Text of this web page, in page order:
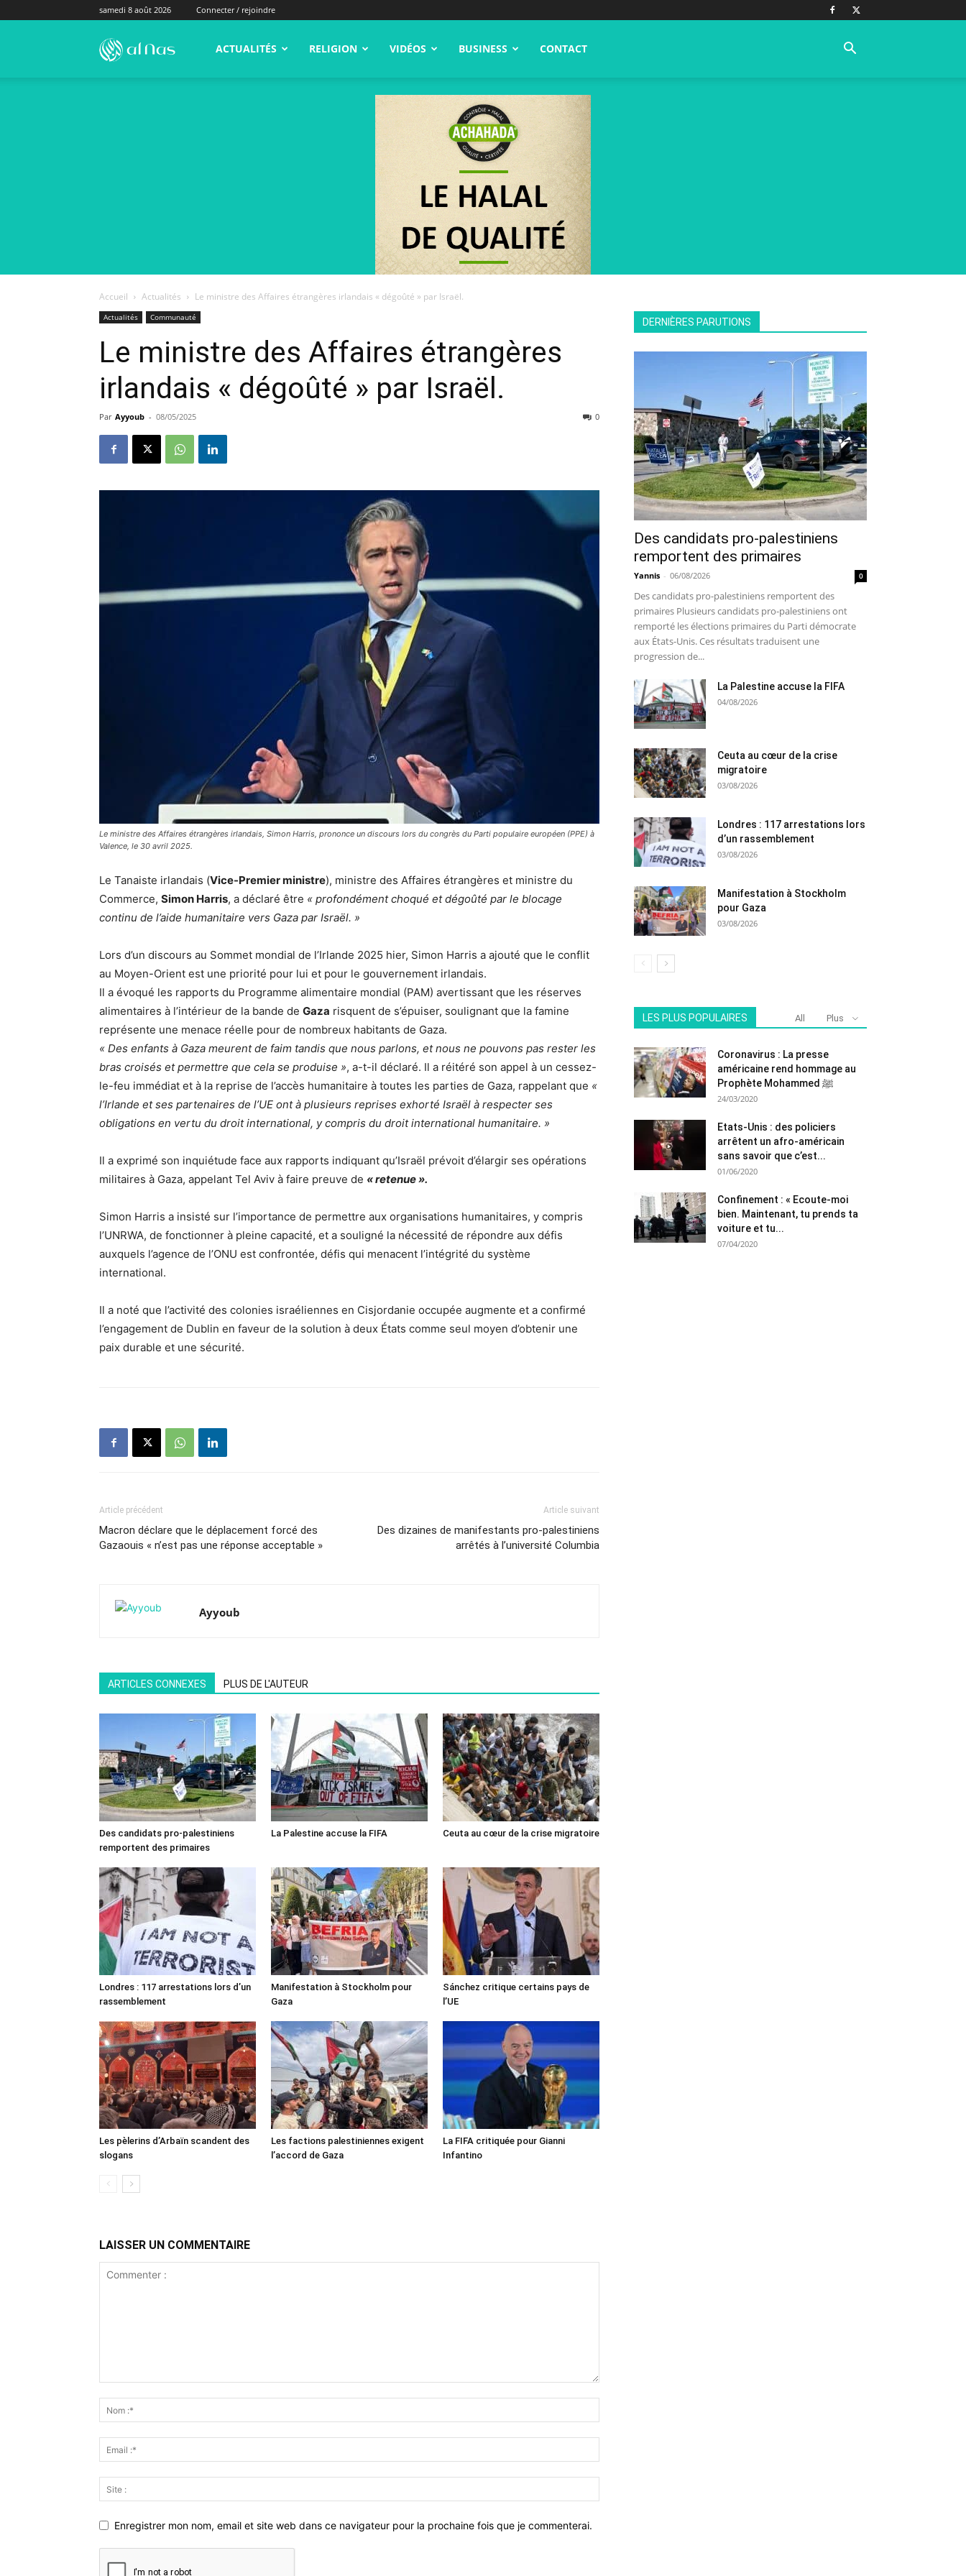
samedi 8 août 2026 Connecter / rejoindre
alNas.fr ACTUALITÉS RELIGION VIDÉOS BUSINESS CONTACT
Accueil Actualités Le ministre des Affaires étrangères irlandais « dégoûté » par Israël.
Actualités Communauté
Le ministre des Affaires étrangères
irlandais « dégoûté » par Israël.
Par Ayyoub - 08/05/2025 0
Le ministre des Affaires étrangères irlandais, Simon Harris, prononce un discours lors du congrès du Parti populaire européen (PPE) à
Valence, le 30 avril 2025.
Le Tanaiste irlandais (Vice-Premier ministre), ministre des Affaires étrangères et ministre du
Commerce, Simon Harris, a déclaré être « profondément choqué et dégoûté par le blocage
continu de l’aide humanitaire vers Gaza par Israël. »
Lors d’un discours au Sommet mondial de l’Irlande 2025 hier, Simon Harris a ajouté que le conflit
au Moyen-Orient est une priorité pour lui et pour le gouvernement irlandais.
Il a évoqué les rapports du Programme alimentaire mondial (PAM) avertissant que les réserves
alimentaires à l’intérieur de la bande de Gaza risquent de s’épuiser, soulignant que la famine
représente une menace réelle pour de nombreux habitants de Gaza.
« Des enfants à Gaza meurent de faim tandis que nous parlons, et nous ne pouvons pas rester les
bras croisés et permettre que cela se produise », a-t-il déclaré. Il a réitéré son appel à un cessez-
le-feu immédiat et à la reprise de l’accès humanitaire à toutes les parties de Gaza, rappelant que «
l’Irlande et ses partenaires de l’UE ont à plusieurs reprises exhorté Israël à respecter ses
obligations en vertu du droit international, y compris du droit international humanitaire. »
Il a exprimé son inquiétude face aux rapports indiquant qu’Israël prévoit d’élargir ses opérations
militaires à Gaza, appelant Tel Aviv à faire preuve de « retenue ».
Simon Harris a insisté sur l’importance de permettre aux organisations humanitaires, y compris
l’UNRWA, de fonctionner à pleine capacité, et a souligné la nécessité de répondre aux défis
auxquels l’agence de l’ONU est confrontée, défis qui menacent l’intégrité du système
international.
Il a noté que l’activité des colonies israéliennes en Cisjordanie occupée augmente et a confirmé
l’engagement de Dublin en faveur de la solution à deux États comme seul moyen d’obtenir une
paix durable et une sécurité.
Article précédent
Macron déclare que le déplacement forcé des
Gazaouis « n’est pas une réponse acceptable »
Article suivant
Des dizaines de manifestants pro-palestiniens
arrêtés à l’université Columbia
Ayyoub
ARTICLES CONNEXES PLUS DE L'AUTEUR
Des candidats pro-palestiniens
remportent des primaires
La Palestine accuse la FIFA Ceuta au cœur de la crise migratoire
Londres : 117 arrestations lors d’un
rassemblement
Manifestation à Stockholm pour
Gaza
Sánchez critique certains pays de
l’UE
Les pèlerins d’Arbaïn scandent des
slogans
Les factions palestiniennes exigent
l’accord de Gaza
La FIFA critiquée pour Gianni
Infantino
LAISSER UN COMMENTAIRE
Enregistrer mon nom, email et site web dans ce navigateur pour la prochaine fois que je commenterai.
DERNIÈRES PARUTIONS
Des candidats pro-palestiniens
remportent des primaires
Yannis - 06/08/2026 0
Des candidats pro-palestiniens remportent des
primaires Plusieurs candidats pro-palestiniens ont
remporté les élections primaires du Parti démocrate
aux États-Unis. Ces résultats traduisent une
progression de...
La Palestine accuse la FIFA
04/08/2026
Ceuta au cœur de la crise
migratoire
03/08/2026
Londres : 117 arrestations lors
d’un rassemblement
03/08/2026
Manifestation à Stockholm
pour Gaza
03/08/2026
LES PLUS POPULAIRES All Plus
Coronavirus : La presse
américaine rend hommage au
Prophète Mohammed ﷺ
24/03/2020
Etats-Unis : des policiers
arrêtent un afro-américain
sans savoir que c’est...
01/06/2020
Confinement : « Ecoute-moi
bien. Maintenant, tu prends ta
voiture et tu...
07/04/2020